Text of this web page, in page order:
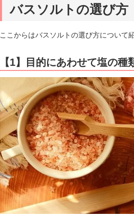
バスソルトの選び方
ここからはバスソルトの選び方について
【1】目的にあわせて塩の種